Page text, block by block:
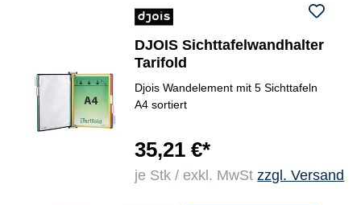
DJOIS Sichttafelwandhalter
Tarifold
Djois Wandelement mit 5 Sichttafeln
A4 sortiert
35,21 €*
je Stk / exkl. MwStzzgl. Versand